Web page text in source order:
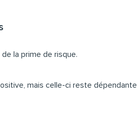
la prime de risque.
mais celle-ci reste dépendante